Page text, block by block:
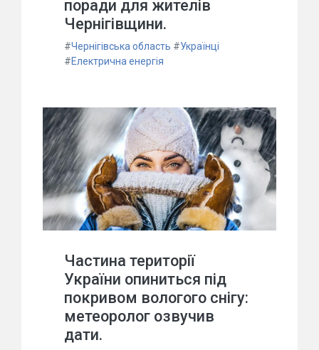
поради для жителів
Чернігівщини.
#Чернігівська область #Українці
#Електрична енергія
Частина території
України опиниться під
покривом вологого снігу:
метеоролог озвучив
дати.